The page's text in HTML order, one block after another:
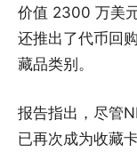
价值 2300 万美
还推出了代币回
藏品类别。
报告指出，尽管
已再次成为收藏